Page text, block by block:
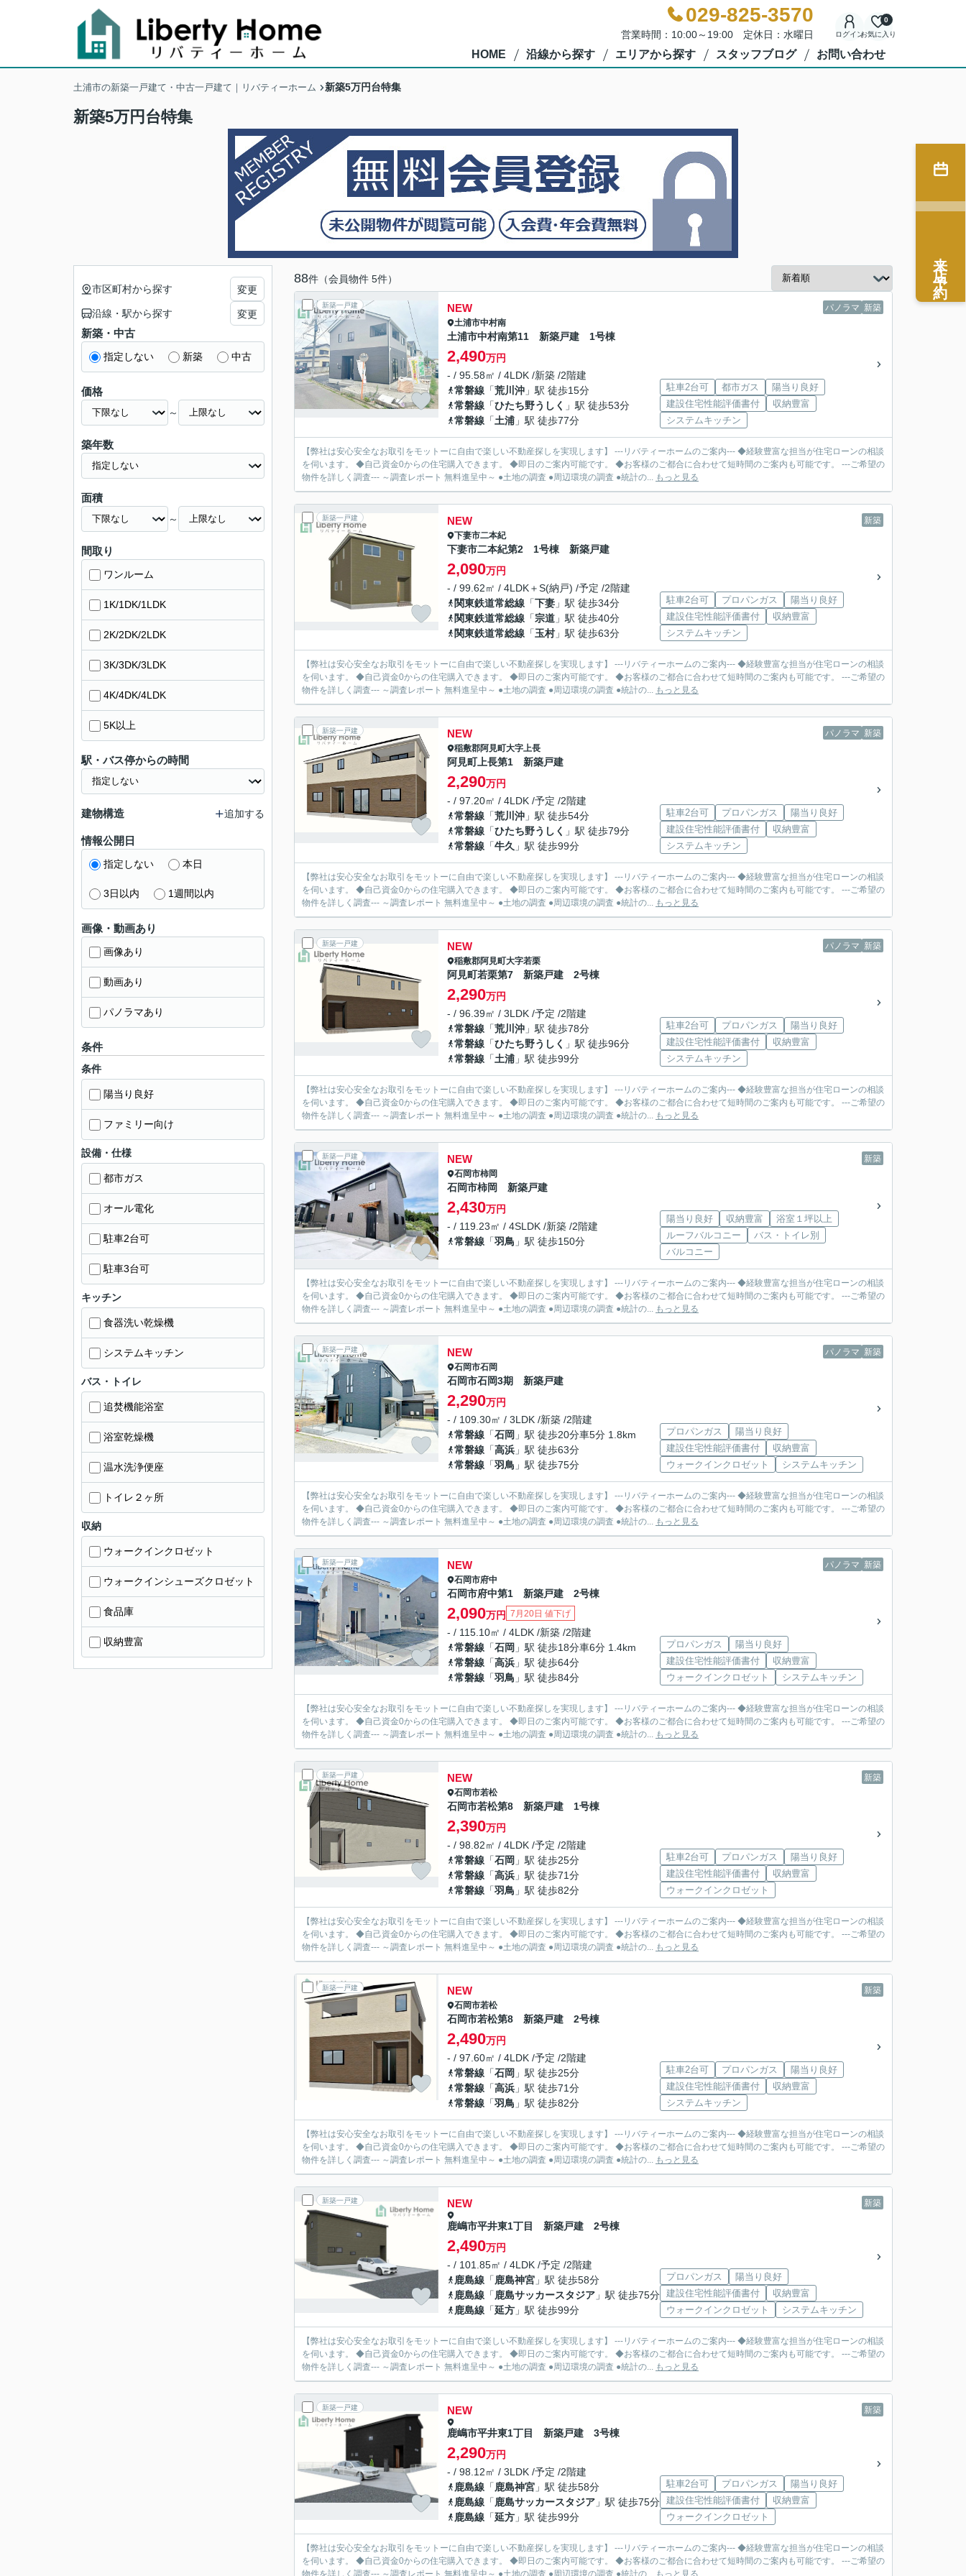
029-825-3570
営業時間：10:00～19:00 定休日：水曜日 ログインお気に入り
0
HOME 沿線から探す エリアから探す スタッフブログ お問い合わせ
土浦市の新築一戸建て・中古一戸建て｜リバティーホーム 新築5万円台特集
新築5万円台特集
88件（会員物件 5件）
新築一戸建 パノラマ 新築
NEW
土浦市中村南
土浦市中村南第11 新築戸建 1号棟
2,490万円
- / 95.58㎡ / 4LDK /新築 /2階建
常磐線 「荒川沖 」駅 徒歩15分
常磐線 「ひたち野うしく 」駅 徒歩53分
常磐線 「土浦 」駅 徒歩77分
駐車2台可 都市ガス
陽当り良好
建設住宅性能評価書付
収納豊富
システムキッチン
【弊社は安心安全なお取引をモットーに自由で楽しい不動産探しを実現します】 ---リバティーホームのご案内--- ◆経験豊富な担当が住宅ローンの相談
を伺います。 ◆自己資金0からの住宅購入できます。 ◆即日のご案内可能です。 ◆お客様のご都合に合わせて短時間のご案内も可能です。 ---ご希望の
物件を詳しく調査--- ～調査レポート 無料進呈中～ ●土地の調査 ●周辺環境の調査 ●統計の... もっと見る
新築一戸建 新築
NEW
下妻市二本紀
下妻市二本紀第2 1号棟 新築戸建
2,090万円
- / 99.62㎡ / 4LDK＋S(納戸) /予定 /2階建
関東鉄道常総線 「下妻 」駅 徒歩34分
関東鉄道常総線 「宗道 」駅 徒歩40分
関東鉄道常総線 「玉村」駅 徒歩63分
駐車2台可 プロパンガス
陽当り良好
建設住宅性能評価書付
収納豊富
システムキッチン
【弊社は安心安全なお取引をモットーに自由で楽しい不動産探しを実現します】 ---リバティーホームのご案内--- ◆経験豊富な担当が住宅ローンの相談
を伺います。 ◆自己資金0からの住宅購入できます。 ◆即日のご案内可能です。 ◆お客様のご都合に合わせて短時間のご案内も可能です。 ---ご希望の
物件を詳しく調査--- ～調査レポート 無料進呈中～ ●土地の調査 ●周辺環境の調査 ●統計の... もっと見る
新築一戸建 パノラマ 新築
NEW
稲敷郡阿見町大字上長
阿見町上長第1 新築戸建
2,290万円
- / 97.20㎡ / 4LDK /予定 /2階建
常磐線 「荒川沖 」駅 徒歩54分
常磐線 「ひたち野うしく 」駅 徒歩79分
常磐線 「牛久 」駅 徒歩99分
駐車2台可 プロパンガス
陽当り良好
建設住宅性能評価書付
収納豊富
システムキッチン
【弊社は安心安全なお取引をモットーに自由で楽しい不動産探しを実現します】 ---リバティーホームのご案内--- ◆経験豊富な担当が住宅ローンの相談
を伺います。 ◆自己資金0からの住宅購入できます。 ◆即日のご案内可能です。 ◆お客様のご都合に合わせて短時間のご案内も可能です。 ---ご希望の
物件を詳しく調査--- ～調査レポート 無料進呈中～ ●土地の調査 ●周辺環境の調査 ●統計の... もっと見る
新築一戸建 パノラマ 新築
NEW
稲敷郡阿見町大字若栗
阿見町若栗第7 新築戸建 2号棟
2,290万円
- / 96.39㎡ / 3LDK /予定 /2階建
常磐線 「荒川沖 」駅 徒歩78分
常磐線 「ひたち野うしく 」駅 徒歩96分
常磐線 「土浦 」駅 徒歩99分
駐車2台可 プロパンガス
陽当り良好
建設住宅性能評価書付
収納豊富
システムキッチン
【弊社は安心安全なお取引をモットーに自由で楽しい不動産探しを実現します】 ---リバティーホームのご案内--- ◆経験豊富な担当が住宅ローンの相談
を伺います。 ◆自己資金0からの住宅購入できます。 ◆即日のご案内可能です。 ◆お客様のご都合に合わせて短時間のご案内も可能です。 ---ご希望の
物件を詳しく調査--- ～調査レポート 無料進呈中～ ●土地の調査 ●周辺環境の調査 ●統計の... もっと見る
新築一戸建 新築
NEW
石岡市柿岡
石岡市柿岡 新築戸建
2,430万円
- / 119.23㎡ / 4SLDK /新築 /2階建
常磐線 「羽鳥 」駅 徒歩150分
陽当り良好 収納豊富
浴室１坪以上
ルーフバルコニー
バス・トイレ別
バルコニー
【弊社は安心安全なお取引をモットーに自由で楽しい不動産探しを実現します】 ---リバティーホームのご案内--- ◆経験豊富な担当が住宅ローンの相談
を伺います。 ◆自己資金0からの住宅購入できます。 ◆即日のご案内可能です。 ◆お客様のご都合に合わせて短時間のご案内も可能です。 ---ご希望の
物件を詳しく調査--- ～調査レポート 無料進呈中～ ●土地の調査 ●周辺環境の調査 ●統計の... もっと見る
新築一戸建 パノラマ 新築
NEW
石岡市石岡
石岡市石岡3期 新築戸建
2,290万円
- / 109.30㎡ / 3LDK /新築 /2階建
常磐線 「石岡 」駅 徒歩20分車5分 1.8km
常磐線 「高浜 」駅 徒歩63分
常磐線 「羽鳥 」駅 徒歩75分
プロパンガス
陽当り良好
建設住宅性能評価書付
収納豊富
ウォークインクロゼット
システムキッチン
【弊社は安心安全なお取引をモットーに自由で楽しい不動産探しを実現します】 ---リバティーホームのご案内--- ◆経験豊富な担当が住宅ローンの相談
を伺います。 ◆自己資金0からの住宅購入できます。 ◆即日のご案内可能です。 ◆お客様のご都合に合わせて短時間のご案内も可能です。 ---ご希望の
物件を詳しく調査--- ～調査レポート 無料進呈中～ ●土地の調査 ●周辺環境の調査 ●統計の... もっと見る
新築一戸建 パノラマ 新築
NEW
石岡市府中
石岡市府中第1 新築戸建 2号棟
2,090万円 7月20日 値下げ
- / 115.10㎡ / 4LDK /新築 /2階建
常磐線 「石岡 」駅 徒歩18分車6分 1.4km
常磐線 「高浜 」駅 徒歩64分
常磐線 「羽鳥 」駅 徒歩84分
プロパンガス
陽当り良好
建設住宅性能評価書付
収納豊富
ウォークインクロゼット
システムキッチン
【弊社は安心安全なお取引をモットーに自由で楽しい不動産探しを実現します】 ---リバティーホームのご案内--- ◆経験豊富な担当が住宅ローンの相談
を伺います。 ◆自己資金0からの住宅購入できます。 ◆即日のご案内可能です。 ◆お客様のご都合に合わせて短時間のご案内も可能です。 ---ご希望の
物件を詳しく調査--- ～調査レポート 無料進呈中～ ●土地の調査 ●周辺環境の調査 ●統計の... もっと見る
新築一戸建 新築
NEW
石岡市若松
石岡市若松第8 新築戸建 1号棟
2,390万円
- / 98.82㎡ / 4LDK /予定 /2階建
常磐線 「石岡 」駅 徒歩25分
常磐線 「高浜 」駅 徒歩71分
常磐線 「羽鳥 」駅 徒歩82分
駐車2台可 プロパンガス
陽当り良好
建設住宅性能評価書付
収納豊富
ウォークインクロゼット
【弊社は安心安全なお取引をモットーに自由で楽しい不動産探しを実現します】 ---リバティーホームのご案内--- ◆経験豊富な担当が住宅ローンの相談
を伺います。 ◆自己資金0からの住宅購入できます。 ◆即日のご案内可能です。 ◆お客様のご都合に合わせて短時間のご案内も可能です。 ---ご希望の
物件を詳しく調査--- ～調査レポート 無料進呈中～ ●土地の調査 ●周辺環境の調査 ●統計の... もっと見る
新築一戸建 新築
NEW
石岡市若松
石岡市若松第8 新築戸建 2号棟
2,490万円
- / 97.60㎡ / 4LDK /予定 /2階建
常磐線 「石岡 」駅 徒歩25分
常磐線 「高浜 」駅 徒歩71分
常磐線 「羽鳥 」駅 徒歩82分
駐車2台可 プロパンガス
陽当り良好
建設住宅性能評価書付
収納豊富
システムキッチン
【弊社は安心安全なお取引をモットーに自由で楽しい不動産探しを実現します】 ---リバティーホームのご案内--- ◆経験豊富な担当が住宅ローンの相談
を伺います。 ◆自己資金0からの住宅購入できます。 ◆即日のご案内可能です。 ◆お客様のご都合に合わせて短時間のご案内も可能です。 ---ご希望の
物件を詳しく調査--- ～調査レポート 無料進呈中～ ●土地の調査 ●周辺環境の調査 ●統計の... もっと見る
新築一戸建 新築
NEW
鹿嶋市平井東1丁目 新築戸建 2号棟
2,490万円
- / 101.85㎡ / 4LDK /予定 /2階建
鹿島線 「 鹿島神宮 」駅 徒歩58分
鹿島線 「 鹿島サッカースタジア 」駅 徒歩75分
鹿島線 「延方 」駅 徒歩99分
プロパンガス
陽当り良好
建設住宅性能評価書付
収納豊富
ウォークインクロゼット
システムキッチン
【弊社は安心安全なお取引をモットーに自由で楽しい不動産探しを実現します】 ---リバティーホームのご案内--- ◆経験豊富な担当が住宅ローンの相談
を伺います。 ◆自己資金0からの住宅購入できます。 ◆即日のご案内可能です。 ◆お客様のご都合に合わせて短時間のご案内も可能です。 ---ご希望の
物件を詳しく調査--- ～調査レポート 無料進呈中～ ●土地の調査 ●周辺環境の調査 ●統計の... もっと見る
新築一戸建 新築
NEW
鹿嶋市平井東1丁目 新築戸建 3号棟
2,290万円
- / 98.12㎡ / 3LDK /予定 /2階建
鹿島線 「 鹿島神宮 」駅 徒歩58分
鹿島線 「 鹿島サッカースタジア 」駅 徒歩75分
鹿島線 「延方 」駅 徒歩99分
駐車2台可 プロパンガス
陽当り良好
建設住宅性能評価書付
収納豊富
ウォークインクロゼット
【弊社は安心安全なお取引をモットーに自由で楽しい不動産探しを実現します】 ---リバティーホームのご案内--- ◆経験豊富な担当が住宅ローンの相談
を伺います。 ◆自己資金0からの住宅購入できます。 ◆即日のご案内可能です。 ◆お客様のご都合に合わせて短時間のご案内も可能です。 ---ご希望の
物件を詳しく調査--- ～調査レポート 無料進呈中～ ●土地の調査 ●周辺環境の調査 ●統計の...
もっと見る
市区町村から探す 変更
沿線・駅から探す 変更
新築・中古
指定しない 新築 中古
価格
～
築年数
面積
～
間取り
ワンルーム
1K/1DK/1LDK
2K/2DK/2LDK
3K/3DK/3LDK
4K/4DK/4LDK
5K以上
駅・バス停からの時間
建物構造 追加する
情報公開日
指定しない 本日
3日以内 1週間以内
画像・動画あり
画像あり
動画あり
パノラマあり
条件
条件
陽当り良好
ファミリー向け
設備・仕様
都市ガス
オール電化
駐車2台可
駐車3台可
キッチン
食器洗い乾燥機
システムキッチン
バス・トイレ
追焚機能浴室
浴室乾燥機
温水洗浄便座
トイレ２ヶ所
収納
ウォークインクロゼット
ウォークインシューズクロゼット
食品庫
収納豊富
来店予約